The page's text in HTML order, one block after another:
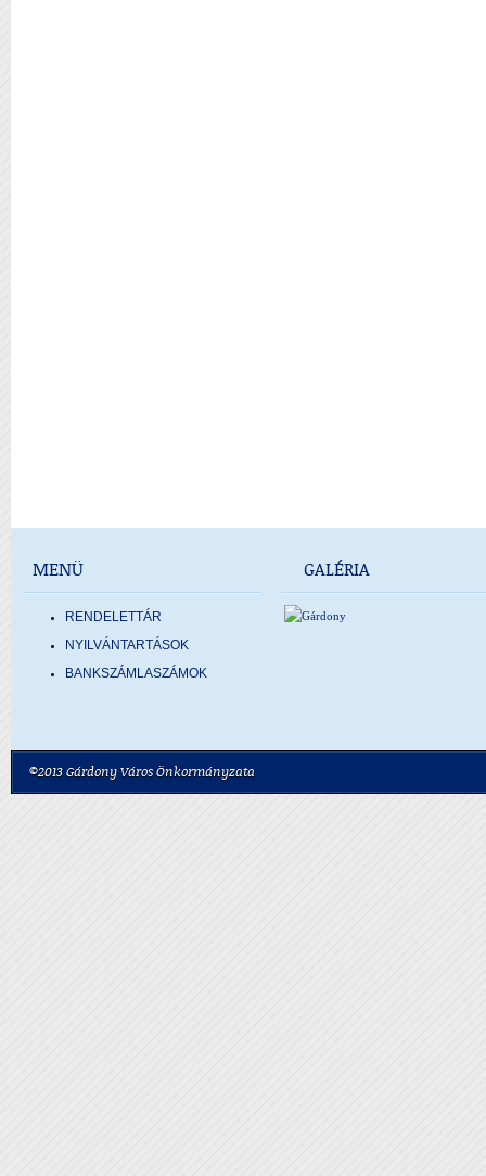
MENÜ
RENDELETTÁR
NYILVÁNTARTÁSOK
BANKSZÁMLASZÁMOK
GALÉRIA
©2013 Gárdony Város Önkormányzata